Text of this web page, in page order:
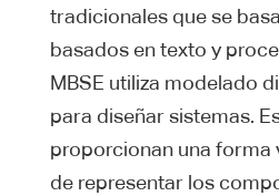
tradicionales que se
basados en texto y
MBSE utiliza modelado
para diseñar sistemas.
proporcionan una forma
de representar los